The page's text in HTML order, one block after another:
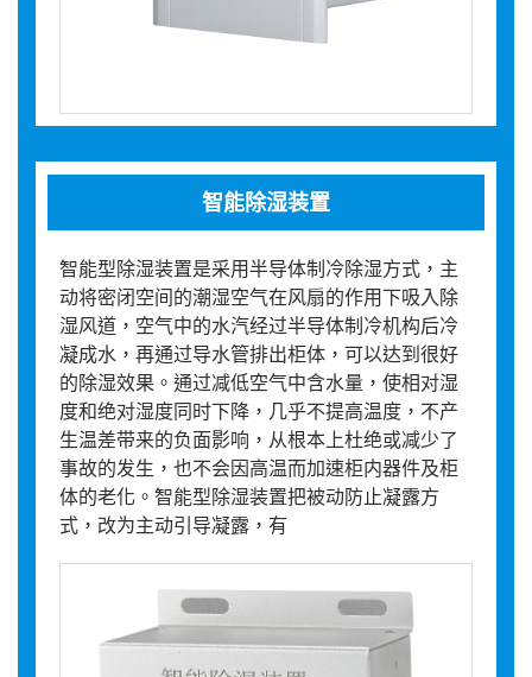
智能除湿装置
智能型除湿装置是采用半导体制冷除湿方式，主
动将密闭空间的潮湿空气在风扇的作用下吸入除
湿风道，空气中的水汽经过半导体制冷机构后冷
凝成水，再通过导水管排出柜体，可以达到很好
的除湿效果。通过减低空气中含水量，使相对湿
度和绝对湿度同时下降，几乎不提高温度，不产
生温差带来的负面影响，从根本上杜绝或减少了
事故的发生，也不会因高温而加速柜内器件及柜
体的老化。智能型除湿装置把被动防止凝露方
式，改为主动引导凝露，有